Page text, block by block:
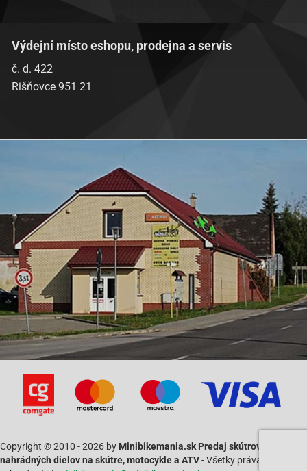
Výdejní místo eshopu, prodejna a servis
č. d. 422
Rišňovce 951 21
Copyright © 2010 - 2026 by Minibikemania.sk Predaj skútrov SYM a
nahrádných dielov na skútre, motocykle a ATV- Všetky práva